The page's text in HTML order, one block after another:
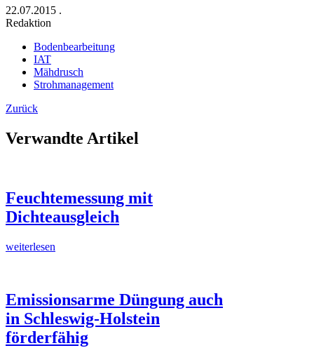
22.07.2015 .
Redaktion
Bodenbearbeitung
IAT
Mähdrusch
Strohmanagement
Zurück
Verwandte Artikel
Feuchtemessung mit
Dichteausgleich
weiterlesen
Emissionsarme Düngung auch
in Schleswig-Holstein
förderfähig